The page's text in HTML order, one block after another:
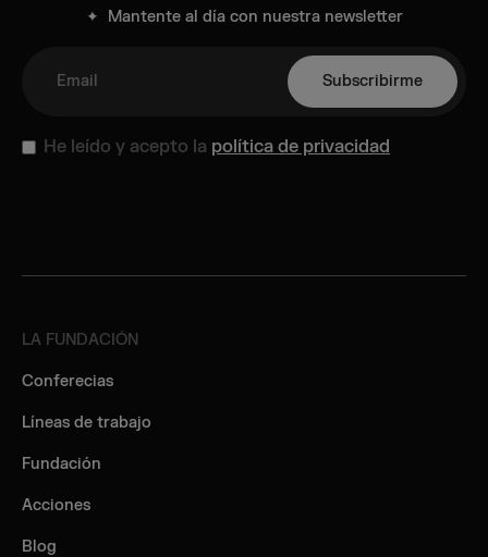
✦ Mantente al día con nuestra newsletter
He leído y acepto la política de privacidad
LA FUNDACIÓN
Conferecias
Líneas de trabajo
Fundación
Acciones
Blog